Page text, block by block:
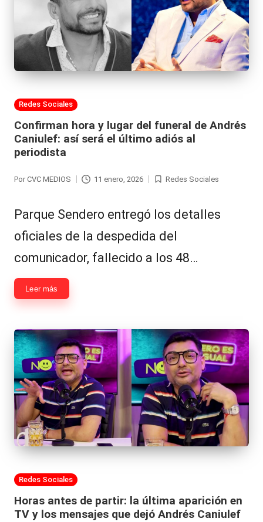
Publicada
Redes Sociales
Confirman hora y lugar del funeral de Andrés
Caniulef: así será el último adiós al
periodista
Por CVC MEDIOS 11 enero, 2026
Publicada
Redes Sociales
Parque Sendero entregó los detalles
oficiales de la despedida del
comunicador, fallecido a los 48…
Leer más
Publicada
Redes Sociales
Horas antes de partir: la última aparición en
TV y los mensajes que dejó Andrés Caniulef